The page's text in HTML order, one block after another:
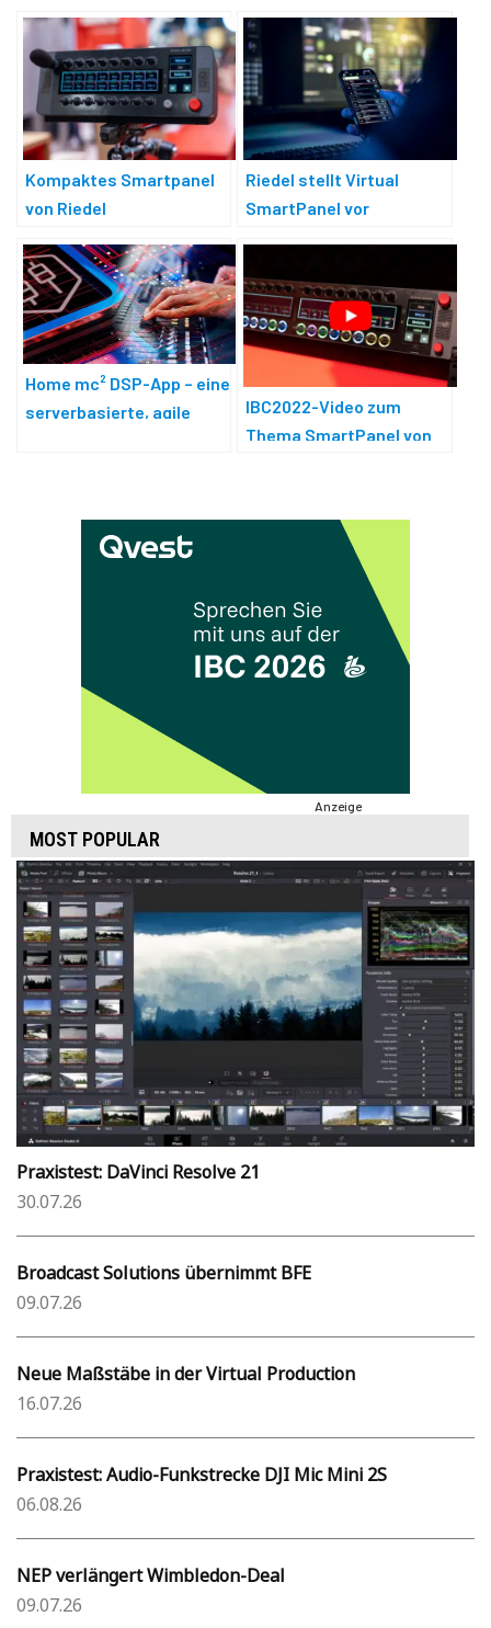
Kompaktes Smartpanel
von Riedel
Riedel stellt Virtual
SmartPanel vor
Home mc² DSP-App – eine
serverbasierte, agile
IBC2022-Video zum
Thema SmartPanel von
Anzeige
MOST POPULAR
Praxistest: DaVinci Resolve 21
30.07.26
Broadcast Solutions übernimmt BFE
09.07.26
Neue Maßstäbe in der Virtual Production
16.07.26
Praxistest: Audio-Funkstrecke DJI Mic Mini 2S
06.08.26
NEP verlängert Wimbledon-Deal
09.07.26